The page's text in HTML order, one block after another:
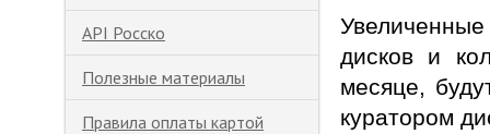
API Росско
Полезные материалы
Правила оплаты картой
дисков и
месяце,
куратором